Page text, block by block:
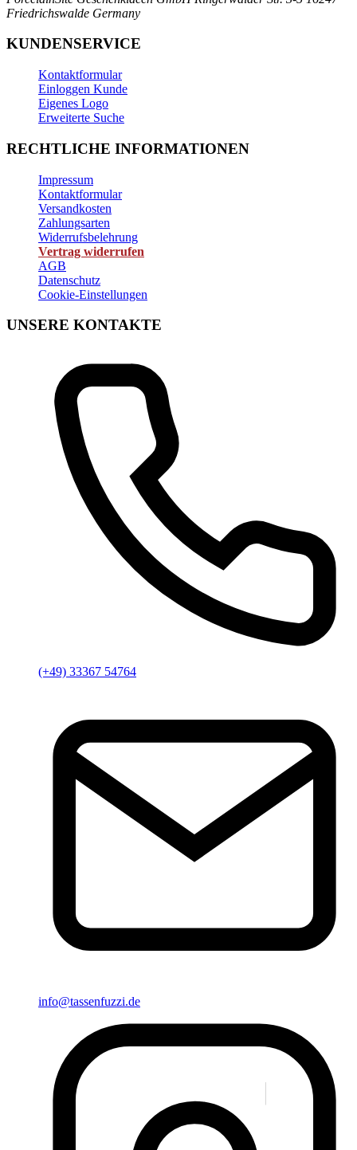
Friedrichswalde Germany
KUNDENSERVICE
Kontaktformular
Einloggen Kunde
Eigenes Logo
Erweiterte Suche
RECHTLICHE INFORMATIONEN
Impressum
Kontaktformular
Versandkosten
Zahlungsarten
Widerrufsbelehrung
Vertrag widerrufen
AGB
Datenschutz
Cookie-Einstellungen
UNSERE KONTAKTE
(+49) 33367 54764
info@tassenfuzzi.de